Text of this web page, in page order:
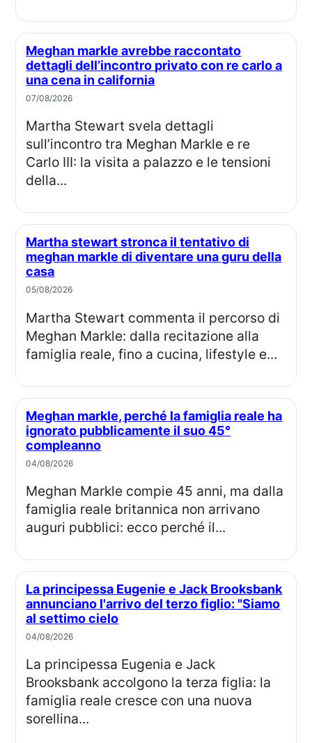
Meghan markle avrebbe raccontato
dettagli dell’incontro privato con re carlo a
una cena in california
07/08/2026
Martha Stewart svela dettagli
sull’incontro tra Meghan Markle e re
Carlo III: la visita a palazzo e le tensioni
della...
Martha stewart stronca il tentativo di
meghan markle di diventare una guru della
casa
05/08/2026
Martha Stewart commenta il percorso di
Meghan Markle: dalla recitazione alla
famiglia reale, fino a cucina, lifestyle e...
Meghan markle, perché la famiglia reale ha
ignorato pubblicamente il suo 45°
compleanno
04/08/2026
Meghan Markle compie 45 anni, ma dalla
famiglia reale britannica non arrivano
auguri pubblici: ecco perché il...
La principessa Eugenie e Jack Brooksbank
annunciano l'arrivo del terzo figlio: "Siamo
al settimo cielo
04/08/2026
La principessa Eugenia e Jack
Brooksbank accolgono la terza figlia: la
famiglia reale cresce con una nuova
sorellina...